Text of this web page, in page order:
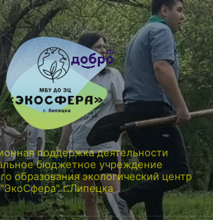
поддержка деятельности
бюджетное учреждение
образования экологический центр
"ЭкоСфера" г.Липецка